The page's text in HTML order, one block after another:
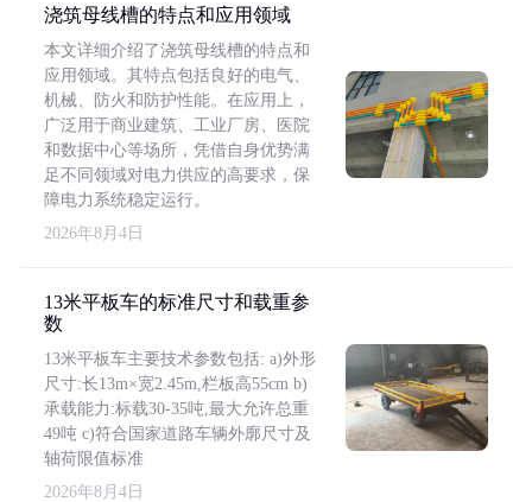
浇筑母线槽的特点和应用领域
本文详细介绍了浇筑母线槽的特点和
应用领域。其特点包括良好的电气、
机械、防火和防护性能。在应用上，
广泛用于商业建筑、工业厂房、医院
和数据中心等场所，凭借自身优势满
足不同领域对电力供应的高要求，保
障电力系统稳定运行。
2026年8月4日
13米平板车的标准尺寸和载重参
数
13米平板车主要技术参数包括: a)外形
尺寸:长13m×宽2.45m,栏板高55cm b)
承载能力:标载30-35吨,最大允许总重
49吨 c)符合国家道路车辆外廓尺寸及
轴荷限值标准
2026年8月4日